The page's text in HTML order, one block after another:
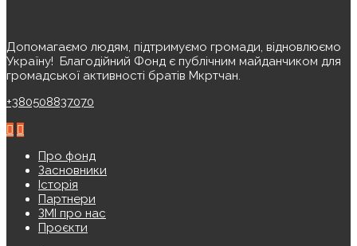
Допомагаємо людям, підтримуємо громади, відновлюємо
Україну! ️ Благодійний Фонд є публічним майданчиком для
громадської активності братів Мкртчан.
+380508837070
Про фонд
Засновники
Історія
Партнери
ЗМІ про нас
Проєкти